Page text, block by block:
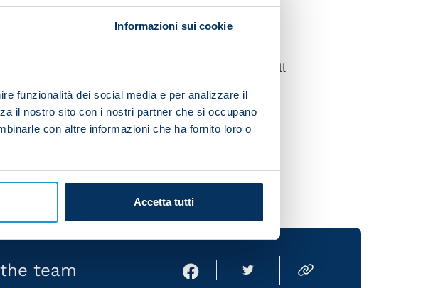
Informazioni sui cookie
funzionalità dei social media e per analizzare il
il nostro sito con i nostri partner che si occupano
con altre informazioni che ha fornito loro o
Accetta tutti
the box. Our full-back and Meret played the full
an unused substitute.
team